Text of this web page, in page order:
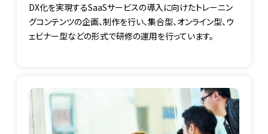
DX化を実現するSaaSサービスの導入に向けたトレーニン
グコンテンツの企画、制作を行い、集合型、オンライン型、ウ
ェビナー型などの形式で研修の運用を行っています。